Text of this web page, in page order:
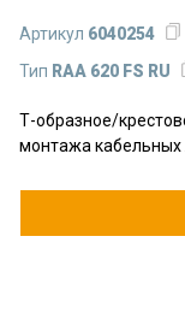
Артикул 6040254
Тип RAA 620 FS RU
Т-образное/
монтажа кабельных